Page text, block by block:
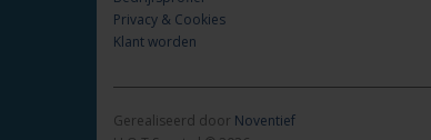
Privacy & Cookies
Klant worden
Gerealiseerd door Noventief